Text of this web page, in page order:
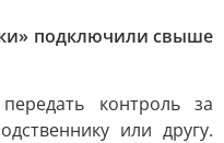
подключили свыше
контроль за
или другу.